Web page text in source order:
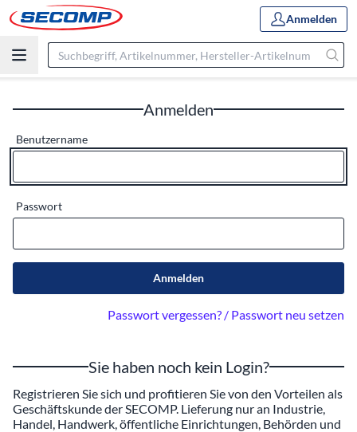
Anmelden
Anmelden
Benutzername
Passwort
Anmelden
Passwort vergessen? / Passwort neu setzen
Sie haben noch kein Login?
Registrieren Sie sich und profitieren Sie von den Vorteilen als
Geschäftskunde der SECOMP. Lieferung nur an Industrie,
Handel, Handwerk, öffentliche Einrichtungen, Behörden und